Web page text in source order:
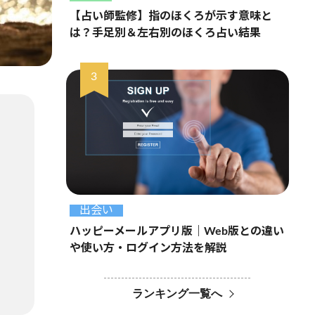
【占い師監修】指のほくろが示す意味と
は？手足別＆左右別のほくろ占い結果
出会い
ハッピーメールアプリ版｜Web版との違い
や使い方・ログイン方法を解説
ランキング一覧へ